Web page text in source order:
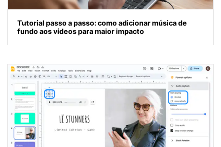
Tutorial passo a passo: como adicionar música de
fundo aos vídeos para maior impacto